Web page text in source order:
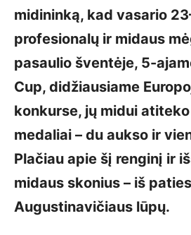
midininką, kad vasario
profesionalų ir midaus
pasaulio šventėje, 5-
Cup, didžiausiame
konkurse, jų midui
medaliai – du aukso ir
Plačiau apie šį renginį ir
midaus skonius – iš
Augustinavičiaus lūpų.